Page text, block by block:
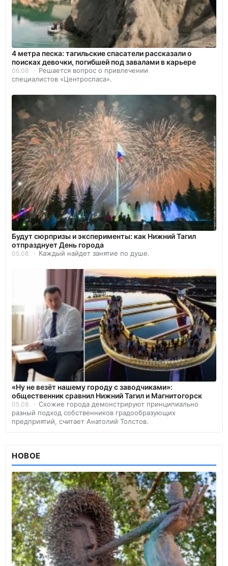
4 метра песка: тагильские спасатели рассказали о
поисках девочки, погибшей под завалами в карьере
06.08
Решается вопрос о привлечении
специалистов «Центроспаса».
Будут сюрпризы и эксперименты: как Нижний Тагил
отпразднует День города
05.08 Каждый найдет занятие по душе.
«Ну не везёт нашему городу с заводчиками»:
общественник сравнил Нижний Тагил и Магнитогорск
05.08
Схожие города демонстрируют принципиально
разный подход собственников градообразующих
предприятий, считает Анатолий Толстов.
НОВОЕ